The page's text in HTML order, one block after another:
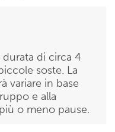
durata di circa 4
soste. La
variare in base
e alla
o meno pause.